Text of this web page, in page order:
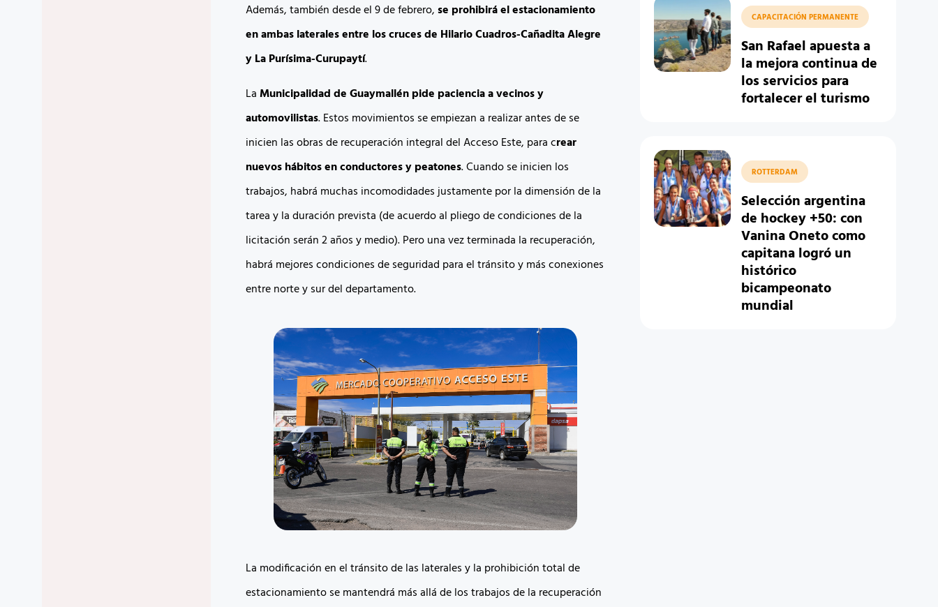
Además, también desde el 9 de febrero,se prohibirá el estacionamiento
en ambas laterales entre los cruces de Hilario Cuadros-Cañadita Alegre
y La Purísima-Curupaytí.
LaMunicipalidad de Guaymallén pide paciencia a vecinos y
automovilistas. Estos movimientos se empiezan a realizar antes de se
inicien las obras de recuperación integral del Acceso Este, para crear
nuevos hábitos en conductores y peatones. Cuando se inicien los
trabajos, habrá muchas incomodidades justamente por la dimensión de la
tarea y la duración prevista (de acuerdo al pliego de condiciones de la
licitación serán 2 años y medio). Pero una vez terminada la recuperación,
habrá mejores condiciones de seguridad para el tránsito y más conexiones
entre norte y sur del departamento.
La modificación en el tránsito de las laterales y la prohibición total de
estacionamiento se mantendrá más allá de los trabajos de la recuperación
CAPACITACIÓN PERMANENTE
San Rafael apuesta a
la mejora continua de
los servicios para
fortalecer el turismo
ROTTERDAM
Selección argentina
de hockey +50: con
Vanina Oneto como
capitana logró un
histórico
bicampeonato
mundial